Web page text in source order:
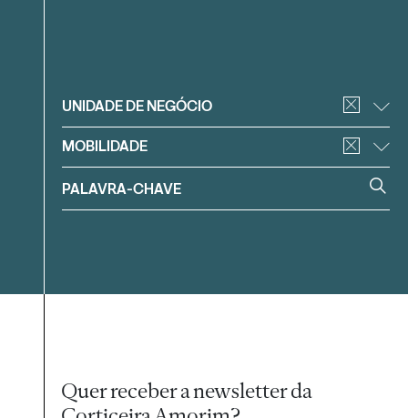
Filtrar
UNIDADE DE NEGÓCIO
MOBILIDADE
Quer receber a newsletter da